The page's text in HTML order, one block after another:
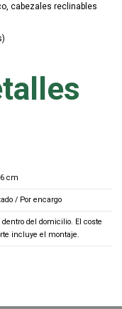
cabezales reclinables
cm
/ Por encargo
dentro del domicilio. El coste
incluye el montaje.